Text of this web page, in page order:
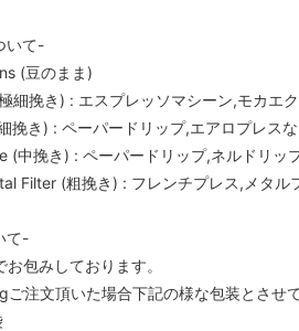
いて-
(豆のまま)
細挽き) : エスプレッソマシーン,モカエ
挽き) : ペーパードリップ,エアロプレス
(中挽き) : ペーパードリップ,ネルドリッ
Filter (粗挽き) : フレンチプレス,メタル
て-
包みしております。
注文頂いた場合下記の様な包装とさせ